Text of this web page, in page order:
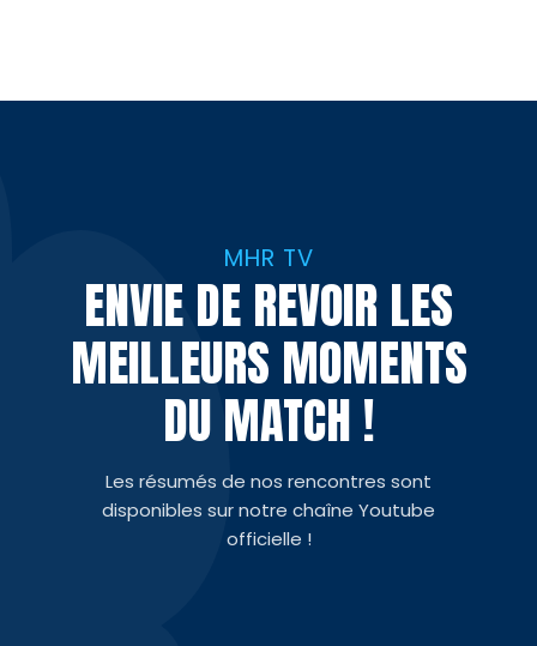
MHR TV
ENVIE DE REVOIR LES
MEILLEURS MOMENTS
DU MATCH !
Les résumés de nos rencontres sont
disponibles sur notre chaîne Youtube
officielle !